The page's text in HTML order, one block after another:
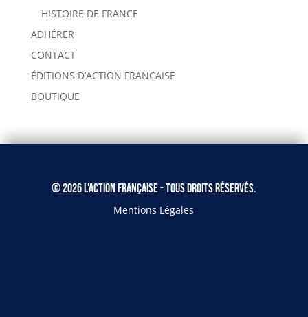
HISTOIRE DE FRANCE
ADHÉRER
CONTACT
ÉDITIONS D’ACTION FRANÇAISE
BOUTIQUE
© 2026 L'Action Française - Tous droits réservés.
Mentions Légales